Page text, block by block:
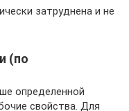
затруднена и не
(по
определенной
свойства. Для